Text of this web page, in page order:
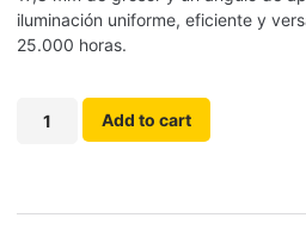
iluminación uniforme, eficiente y
25.000 horas.
Add to cart